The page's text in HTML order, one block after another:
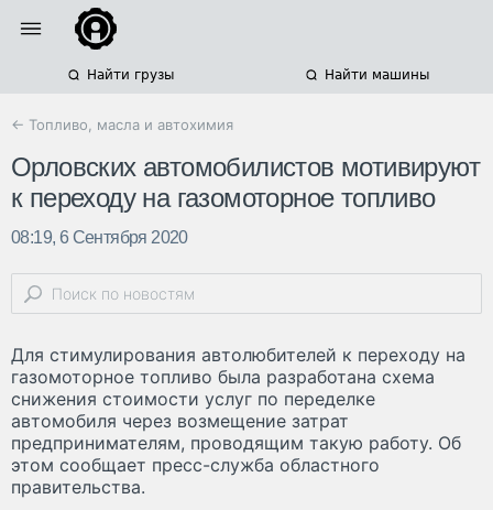
Найти грузы Найти машины
← Топливо, масла и автохимия
Орловских автомобилистов мотивируют
к переходу на газомоторное топливо
08:19, 6 Сентября 2020
Для стимулирования автолюбителей к переходу на
газомоторное топливо была разработана схема
снижения стоимости услуг по переделке
автомобиля через возмещение затрат
предпринимателям, проводящим такую работу. Об
этом сообщает пресс-служба областного
правительства.